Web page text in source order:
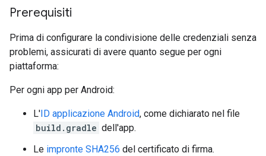
Prerequisiti
Prima di configurare la condivisione delle credenziali senza
problemi, assicurati di avere quanto segue per ogni
piattaforma:
Per ogni app per Android:
L'ID applicazione Android, come dichiarato nel file
build.gradle dell'app.
Le impronte SHA256 del certificato di firma.